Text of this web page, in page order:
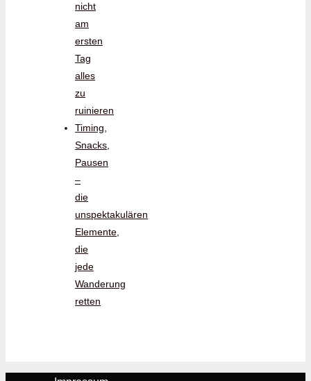
nicht
am
ersten
Tag
alles
zu
ruinieren
Timing,
Snacks,
Pausen
–
die
unspektakulären
Elemente,
die
jede
Wanderung
retten